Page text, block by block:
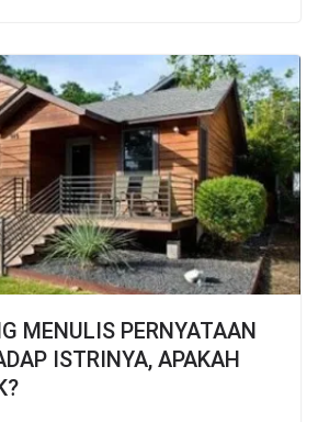
MENULIS PERNYATAAN
ISTRINYA, APAKAH